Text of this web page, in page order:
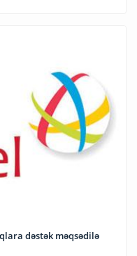
dəstək məqsədilə